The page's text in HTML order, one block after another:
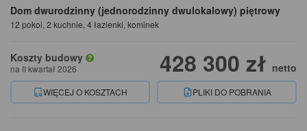
Dom dwurodzinny (jednorodzinny dwulokalowy) piętrowy
12 pokoi, 2 kuchnie, 4 łazienki, kominek
Koszty budowy
na II kwartał 2026 428 300 zł netto
WIĘCEJ O KOSZTACH PLIKI DO POBRANIA